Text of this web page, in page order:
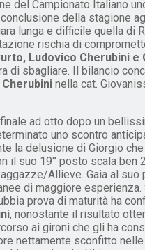
del Campionato Italiano
della stagione
lunga e difficile quella di
rischia di
Ludovico Cherubini e
di sbagliare. Il bilancio
nella cat.
ad otto dopo un
uno scontro
la delusione di Giorgio
suo 19° posto scala ben
Allieve. Gaia al
di maggiore
prova di maturità ha
, nonostante il risultato
ai gironi che gli ha
nettamente sconfitto